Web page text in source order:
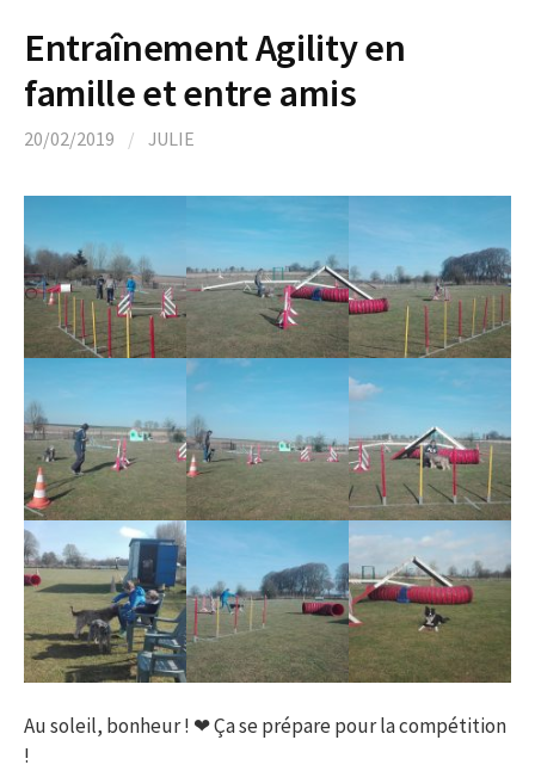
Entraînement Agility en
famille et entre amis
20/02/2019 / JULIE
Au soleil, bonheur ! ❤ Ça se prépare pour la compétition
!